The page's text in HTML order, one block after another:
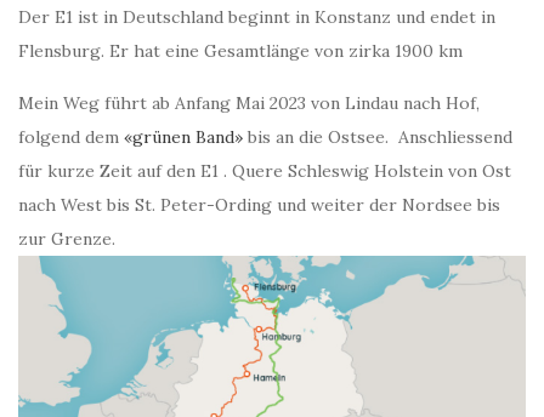
Der E1 ist in Deutschland beginnt in Konstanz und endet in
Flensburg. Er hat eine Gesamtlänge von zirka 1900 km
Mein Weg führt ab Anfang Mai 2023 von Lindau nach Hof,
folgend dem «grünen Band» bis an die Ostsee. Anschliessend
für kurze Zeit auf den E1 . Quere Schleswig Holstein von Ost
nach West bis St. Peter-Ording und weiter der Nordsee bis
zur Grenze.